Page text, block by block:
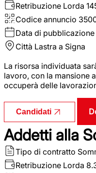
Retribuzione Lorda
Codice annuncio
Data di pubblicazione
Città Lastra a Signa
La risorsa individuata
lavoro, con la mansione
occuperà delle
Candidati
Addetti alla
Tipo di contratto
Retribuzione Lorda